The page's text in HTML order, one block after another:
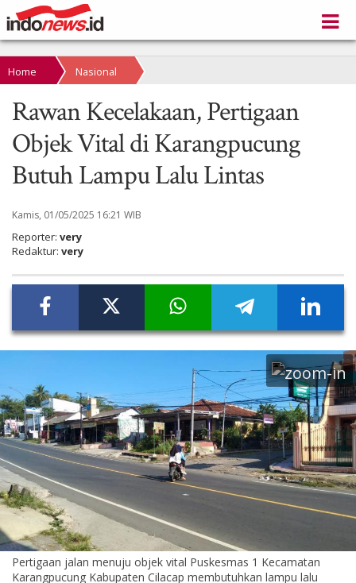
Home Nasional
Rawan Kecelakaan, Pertigaan
Objek Vital di Karangpucung
Butuh Lampu Lalu Lintas
Kamis, 01/05/2025 16:21 WIB
Reporter: very
Redaktur: very
Pertigaan jalan menuju objek vital Puskesmas 1 Kecamatan
Karangpucung Kabupaten Cilacap membutuhkan lampu lalu